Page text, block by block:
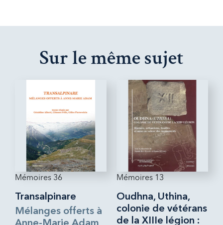
Sur le même sujet
Mémoires 36
Transalpinare
Mélanges offerts à
Mémoires 13
Oudhna, Uthina,
colonie de vétérans
de la XIIIe légion :